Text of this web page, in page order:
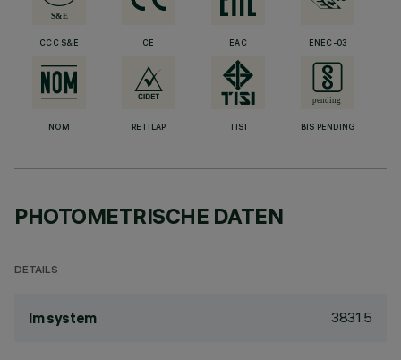
CCC S&E CE EAC ENEC-03
NOM RETILAP TISI BIS PENDING
PHOTOMETRISCHE DATEN
DETAILS
lm system 3831.5